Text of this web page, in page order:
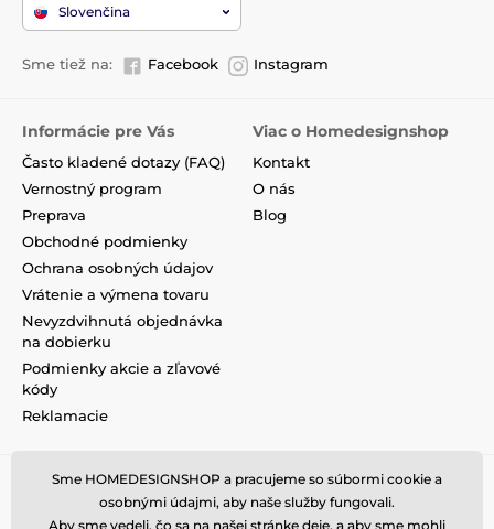
Slovenčina
Sme tiež na: Facebook Instagram
Informácie pre Vás
Často kladené dotazy (FAQ)
Vernostný program
Preprava
Obchodné podmienky
Ochrana osobných údajov
Vrátenie a výmena tovaru
Nevyzdvihnutá objednávka
na dobierku
Podmienky akcie a zľavové
kódy
Reklamacie
Viac o Homedesignshop
Kontakt
O nás
Blog
Sme HOMEDESIGNSHOP a pracujeme so súbormi cookie a
osobnými údajmi, aby naše služby fungovali.
Aby sme vedeli, čo sa na našej stránke deje, a aby sme mohli